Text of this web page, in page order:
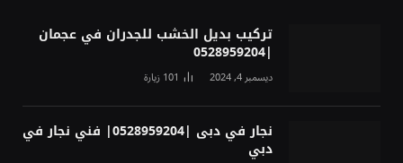
تركيب بديل الخشب للجدران في عجمان
|0528959204
ديسمبر 4, 2024 101زيارة
نجار في دبى |0528959204| فني نجار في
دبي